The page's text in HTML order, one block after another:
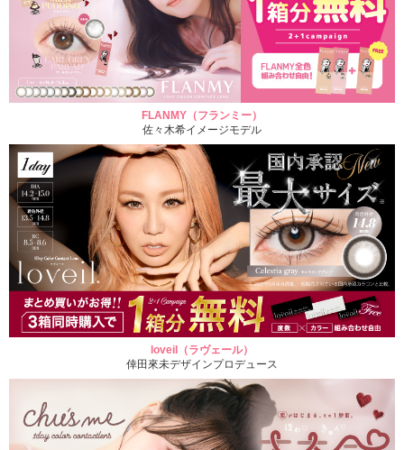
FLANMY（フランミー）
佐々木希イメージモデル
loveil（ラヴェール）
倖田來未デザインプロデュース